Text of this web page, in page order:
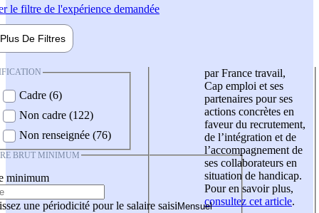
le filtre de l'expérience demandée
Plus De Filtres
Cadre (6)
Non cadre (122)
Non renseignée (76)
BRUT MINIMUM
minimum
une périodicité pour le salaire saisi
par France travail,
Cap emploi et ses
partenaires pour ses
actions concrètes en
faveur du recrutement,
de l’intégration et de
l’accompagnement de
ses collaborateurs en
situation de handicap.
Pour en savoir plus,
consultez cet article.